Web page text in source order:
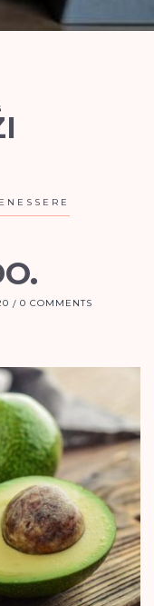
0 COMMENTS